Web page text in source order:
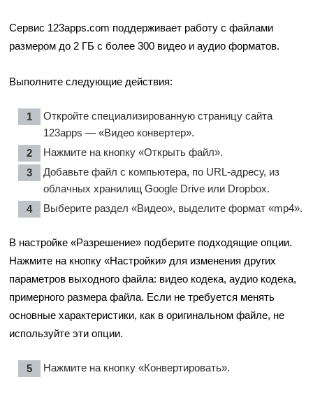
Сервис 123apps.com поддерживает работу с файлами
размером до 2 ГБ с более 300 видео и аудио форматов.
Выполните следующие действия:
Откройте специализированную страницу сайта
123apps — «Видео конвертер».
Нажмите на кнопку «Открыть файл».
Добавьте файл с компьютера, по URL-адресу, из
облачных хранилищ Google Drive или Dropbox.
Выберите раздел «Видео», выделите формат «mp4».
В настройке «Разрешение» подберите подходящие опции.
Нажмите на кнопку «Настройки» для изменения других
параметров выходного файла: видео кодека, аудио кодека,
примерного размера файла. Если не требуется менять
основные характеристики, как в оригинальном файле, не
используйте эти опции.
Нажмите на кнопку «Конвертировать».